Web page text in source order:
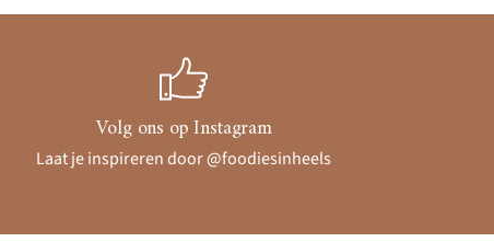
Volg ons op Instagram
Laat je inspireren door @foodiesinheels